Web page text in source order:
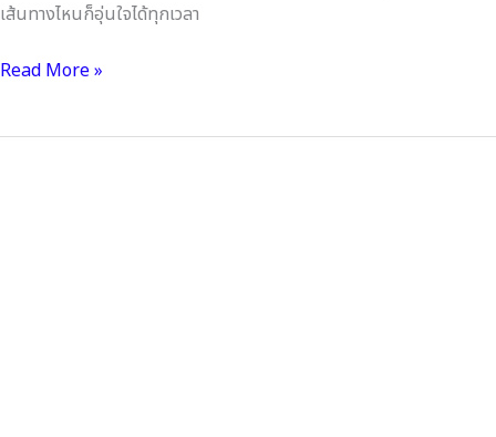
เส้นทางไหนก็อุ่นใจได้ทุกเวลา
Read More »